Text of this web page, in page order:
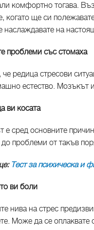
комфортно тогава.
когато ще си
наслаждавате на
проблеми със стомаха
че редица стресови
естество. Мозъкът
ви косата
е сред основните
проблеми от такъв
Тест за психическа и
ви боли
нива на стрес
Може да се оплаквате